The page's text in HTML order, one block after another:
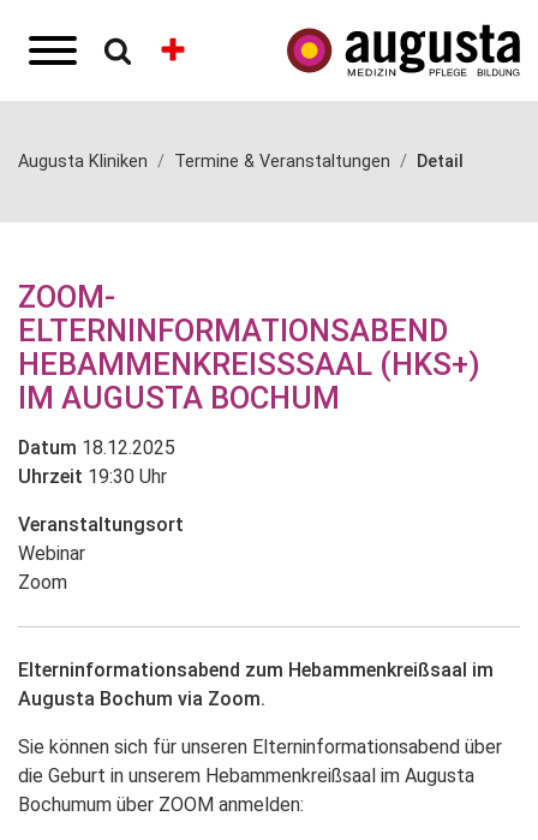
Augusta Kliniken Termine & Veranstaltungen Detail
ZOOM-
ELTERNINFORMATIONSABEND
HEBAMMENKREISSSAAL (HKS+) I
M AUGUSTA BOCHUM
Datum 18.12.2025
Uhrzeit 19:30 Uhr
Veranstaltungsort
Webinar
Zoom
Elterninformationsabend zum Hebammenkreißsaal im
Augusta Bochum via Zoom.
Sie können sich für unseren Elterninformationsabend über
die Geburt in unserem Hebammenkreißsaal im Augusta
Bochumum über ZOOM anmelden: